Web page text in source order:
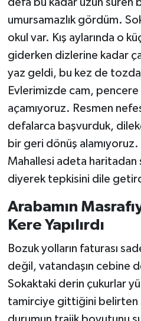
defa bu kadar uzun süren
umursamazlık gördüm.
okul var. Kış aylarında o
giderken dizlerine kadar
yaz geldi, bu kez de
Evlerimizde cam,
açamıyoruz. Resmen
defalarca başvurduk,
bir geri dönüş
Mahallesi adeta haritadan
diyerek tepkisini dile
Arabamın
Kere Yapılırdı
Bozuk yolların faturası
değil, vatandaşın cebine
Sokaktaki derin çukurlar
tamirciye gittiğini belirten